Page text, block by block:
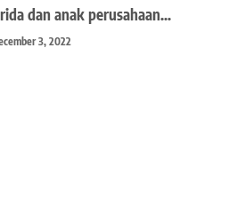
dan anak perusahaan…
3, 2022